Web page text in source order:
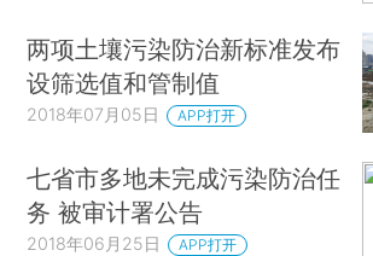
两项土壤污染防治新标准发布
设筛选值和管制值
2018年07月05日 APP打开
七省市多地未完成污染防治任
务 被审计署公告
2018年06月25日 APP打开